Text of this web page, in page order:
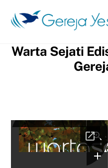
content
Warta Sejati